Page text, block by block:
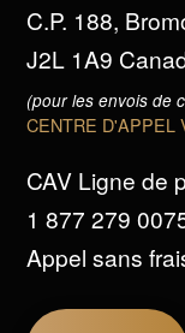
C.P. 188,
J2L 1A9
(pour les envois de
CENTRE D'APPEL
CAV Ligne de
1 877 279
Appel sans